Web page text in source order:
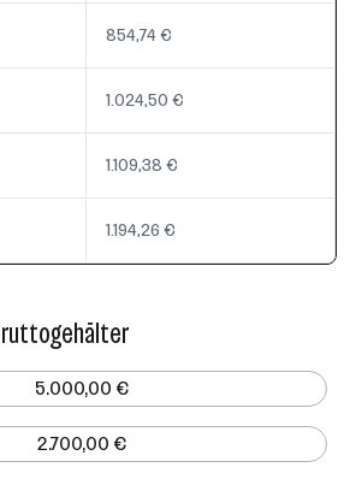
854,74 €
1.024,50 €
1.109,38 €
1.194,26 €
5.000,00 €
2.700,00 €